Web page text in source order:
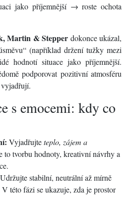
jako příjemnější → roste ochota
Martin & Stepper dokonce ukázal,
(například držení tužky mezi
hodnotí situace jako příjemnější.
podporovat pozitivní atmosféru
s emocemi: kdy co
Vyjadřujteteplo, zájem a
to tvorbu hodnoty, kreativní návrhy a
Udržujte stabilní, neutrální až mírně
této fázi se ukazuje, zda je prostor